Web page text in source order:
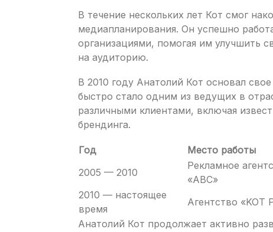
В течение нескольких лет Кот смог
медиапланирования. Он успешно
организациями, помогая им улучшить
на аудиторию.
В 2010 году Анатолий Кот основал
быстро стало одним из ведущих в
различными клиентами, включая
брендинга.
Год Место работы
2005 — 2010
Рекламное
«ABC»
2010 — настоящее
время
Агентство «KOT
Анатолий Кот продолжает активно